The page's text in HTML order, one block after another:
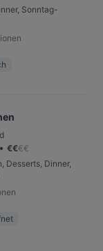
Sonntag-
• €€€€
Desserts, Dinner,